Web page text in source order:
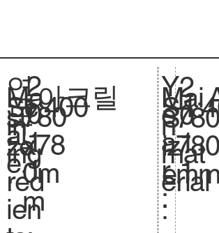
연
도
:
2
0
1
1
Ma
in
ing
red
ien
Sc
al
e.
아크릴
1:400
si
ze
.
780
x78
0m
m
Y
e
a
r
:
Mai
n
mat
erial
:
S
.
S
iz
e.
2
0
1
1
780
mm